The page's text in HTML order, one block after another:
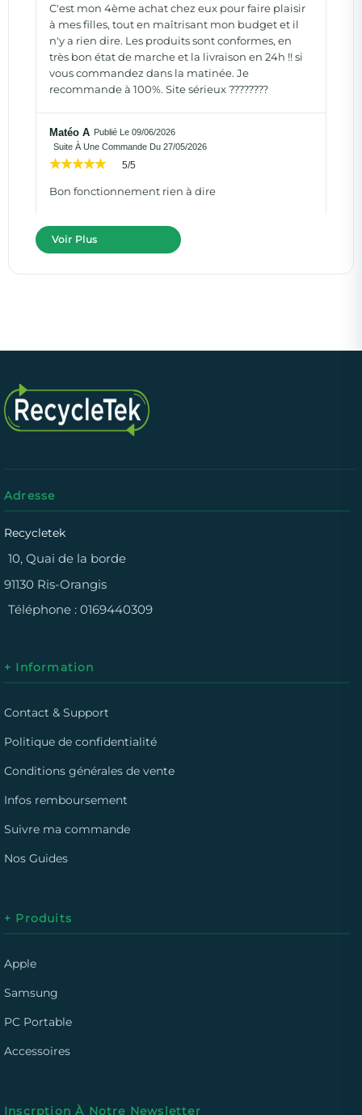
C'est mon 4ème achat chez eux pour faire plaisir
à mes filles, tout en maîtrisant mon budget et il
n'y a rien dire. Les produits sont conformes, en
très bon état de marche et la livraison en 24h !! si
vous commandez dans la matinée. Je
recommande à 100%. Site sérieux ????????
Matéo A Publié Le 09/06/2026
Suite À Une Commande Du 27/05/2026
5/5
Bon fonctionnement rien à dire
Voir Plus
Adresse
Recycletek
10, Quai de la borde
91130 Ris-Orangis
Téléphone : 0169440309
+ Information
Contact & Support
Politique de confidentialité
Conditions générales de vente
Infos remboursement
Suivre ma commande
Nos Guides
+ Produits
Apple
Samsung
PC Portable
Accessoires
Inscrption À Notre Newsletter